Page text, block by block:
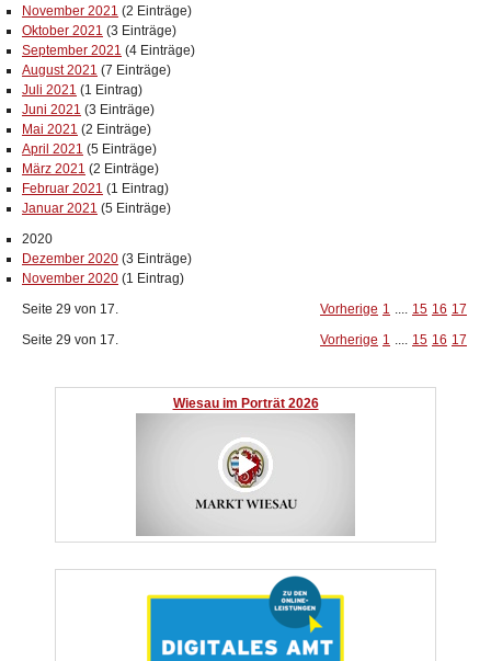
November 2021 (2 Einträge)
Oktober 2021 (3 Einträge)
September 2021 (4 Einträge)
August 2021 (7 Einträge)
Juli 2021 (1 Eintrag)
Juni 2021 (3 Einträge)
Mai 2021 (2 Einträge)
April 2021 (5 Einträge)
März 2021 (2 Einträge)
Februar 2021 (1 Eintrag)
Januar 2021 (5 Einträge)
2020
Dezember 2020 (3 Einträge)
November 2020 (1 Eintrag)
Seite 29 von 17.
Vorherige 1 .... 15 16 17
Seite 29 von 17.
Vorherige 1 .... 15 16 17
Wiesau im Porträt 2026